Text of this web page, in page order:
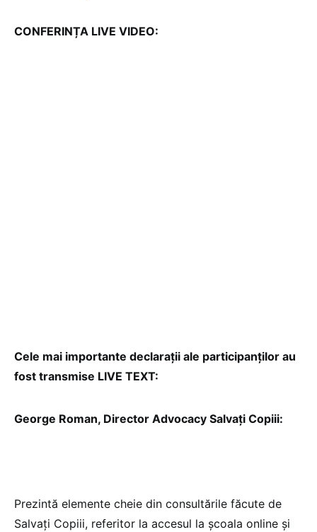
CONFERINȚA LIVE VIDEO:
Cele mai importante declarații ale participanților au
fost transmise LIVE TEXT:
George Roman, Director Advocacy Salvați Copiii:
Prezintă elemente cheie din consultările făcute de
Salvați Copiii, referitor la accesul la școala online și